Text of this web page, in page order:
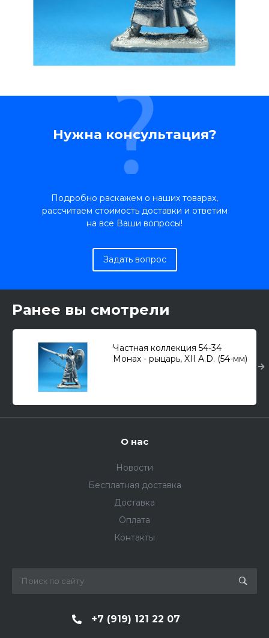
Нужна консультация?
Подробно раскажем о наших товарах,
рассчитаем стоимость доставки и ответим
на все Ваши вопросы!
Задать вопрос
Ранее вы смотрели
Частная коллекция 54-34
Монах - рыцарь, XII A.D. (54-мм)
О нас
Новости
Бесплатная доставка
Доставка
Оплата
Контакты
+7 (919) 121 22 07